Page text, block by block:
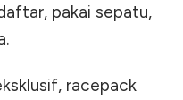
pakai sepatu,
racepack